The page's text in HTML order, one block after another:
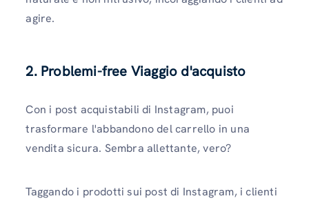
agire.
2. Problemi-free Viaggio d'acquisto
Con i post acquistabili di Instagram, puoi
trasformare l'abbandono del carrello in una
vendita sicura. Sembra allettante, vero?
Taggando i prodotti sui post di Instagram, i clienti